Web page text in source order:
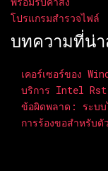
โปรแกรมสำรวจไฟล์
บทความที่น่า
เคอร์เซอร์ของ
บริการ Intel Rst
ข้อผิดพลาด: ระบบ
การร้องขอสำหรับ